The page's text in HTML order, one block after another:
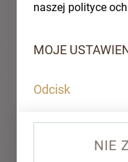
naszej polityce
MOJE
Odcisk
NIE
PRZEJRZYŚCIE